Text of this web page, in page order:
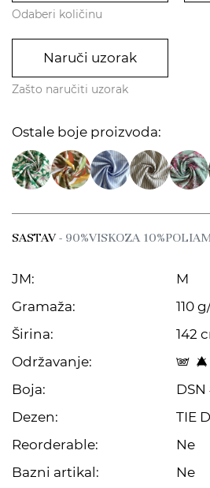
Odaberi količinu
Naruči uzorak
Zašto naručiti uzorak
Ostale boje proizvoda:
SASTAV- 90%VISKOZA
JM:
M
Gramaža:
110
Širina:
142
Održavanje:
s 8
Boja:
DSN
Dezen:
TIE
Reorderable:
Ne
Bazni artikal:
Ne